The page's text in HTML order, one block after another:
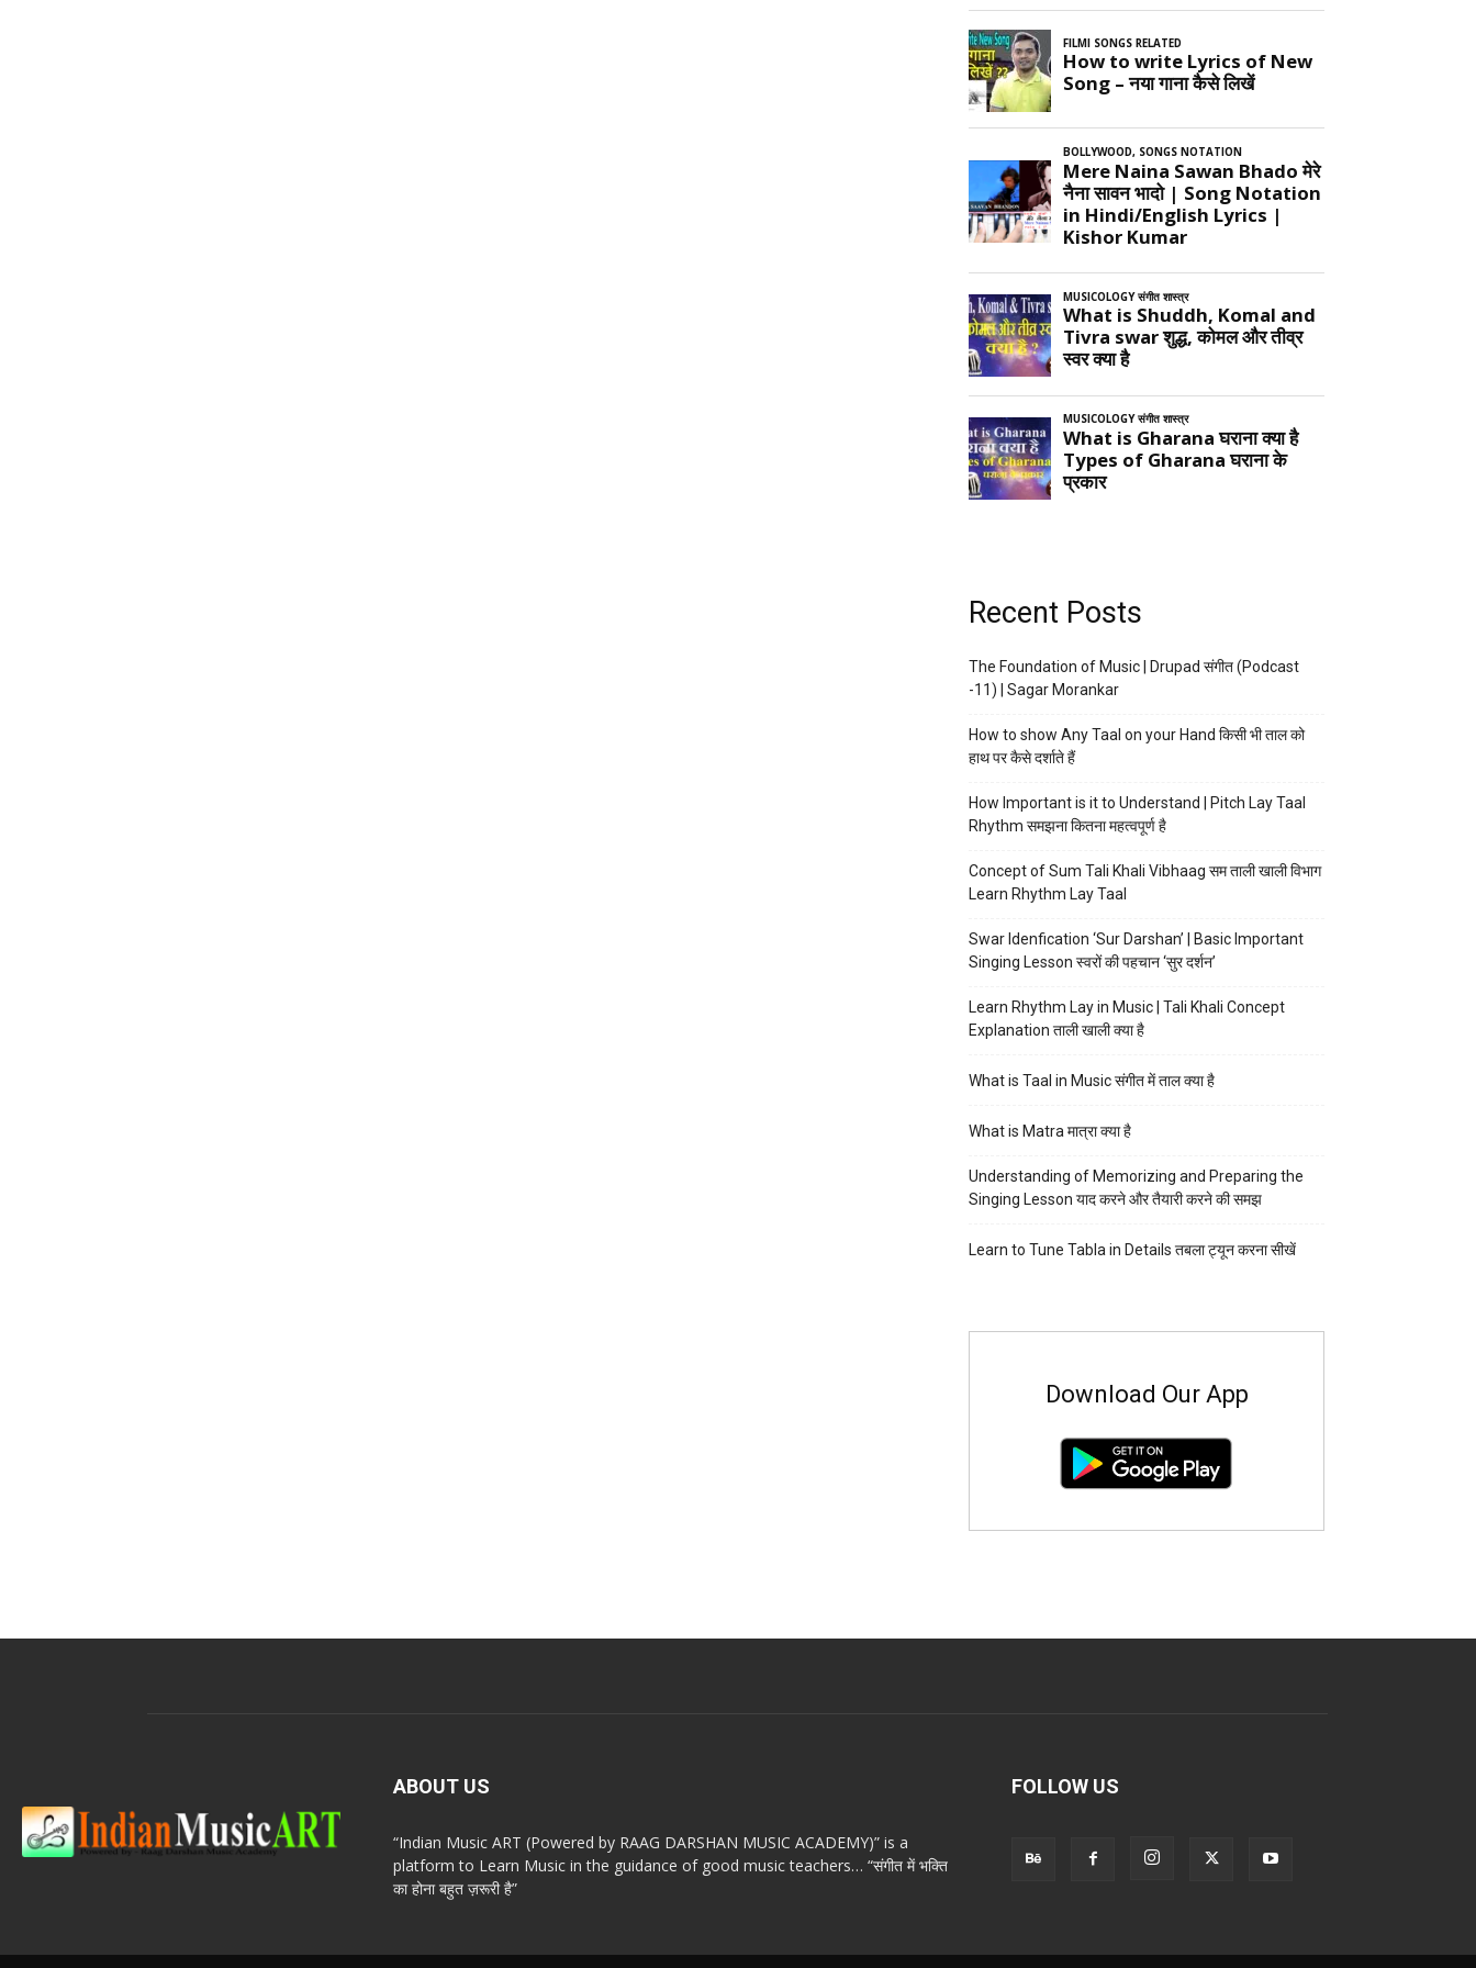
Recent Posts
The Foundation of Music | Drupad संगीत (Podcast
-11) | Sagar Morankar
How to show Any Taal on your Hand किसी भी ताल को
हाथ पर कैसे दर्शाते हैं
How Important is it to Understand | Pitch Lay Taal
Rhythm समझना कितना महत्वपूर्ण है
Concept of Sum Tali Khali Vibhaag सम ताली खाली विभाग
Learn Rhythm Lay Taal
Swar Idenfication ‘Sur Darshan’ | Basic Important
Singing Lesson स्वरों की पहचान ‘सुर दर्शन’
Learn Rhythm Lay in Music | Tali Khali Concept
Explanation ताली खाली क्या है
What is Taal in Music संगीत में ताल क्या है
What is Matra मात्रा क्या है
Understanding of Memorizing and Preparing the
Singing Lesson याद करने और तैयारी करने की समझ
Learn to Tune Tabla in Details तबला ट्यून करना सीखें
Download Our App
ABOUT US
“Indian Music ART (Powered by RAAG DARSHAN MUSIC ACADEMY)” is a
platform to Learn Music in the guidance of good music teachers… “संगीत में भक्ति
का होना बहुत ज़रूरी है”
FOLLOW US